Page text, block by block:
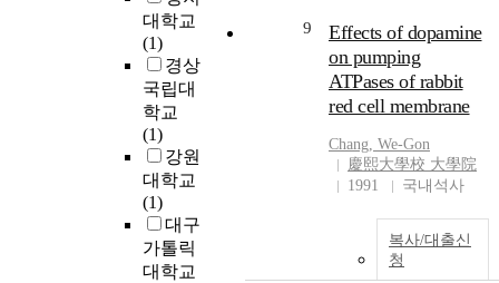
대학교
(1)
경상
국립대
학교
(1)
강원
대학교
(1)
대구
가톨릭
대학교
9
Effects of dopamine
on pumping
ATPases of rabbit
red cell membrane
Chang, We-Gon
慶熙大學校 大學院
1991
국내석사
복사/대출신
청